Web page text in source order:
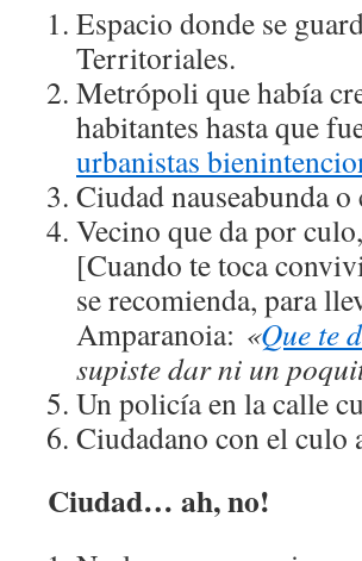
Espacio donde se
Territoriales.
Metrópoli que había
habitantes hasta que
urbanistas
Ciudad nauseabunda
Vecino que da por
[Cuando te toca
se recomienda, para
Amparanoia: «Que te
supiste dar ni un
Un policía en la calle
Ciudadano con el culo
Ciudad… ah, no!